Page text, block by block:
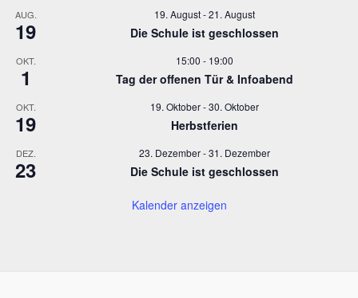
AUG.
19
19. August-21. August
Die Schule ist geschlossen
OKT.
1
15:00 - 19:00
Tag der offenen Tür & Infoabend
OKT.
19
19. Oktober-30. Oktober
Herbstferien
DEZ.
23
23. Dezember-31. Dezember
Die Schule ist geschlossen
Kalender anzeigen